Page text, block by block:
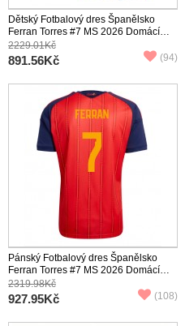
Dětský Fotbalový dres Španělsko
Ferran Torres #7 MS 2026 Domácí
Krátký Rukáv (+ trenýrky)
2229.01Kč
891.56Kč (94)
Pánský Fotbalový dres Španělsko
Ferran Torres #7 MS 2026 Domácí
Krátký Rukáv
2319.98Kč
927.95Kč (108)